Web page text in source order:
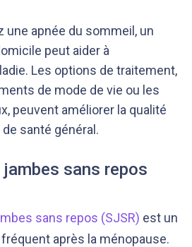
une apnée du sommeil, un
peut aider à
Les options de traitement,
de mode de vie ou les
peuvent améliorer la qualité
santé général.
sans repos
sans repos (SJSR) est un
après la ménopause.